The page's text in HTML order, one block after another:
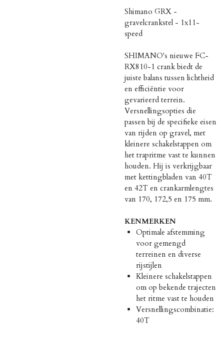
Shimano GRX -
gravelcrankstel - 1x11-
speed
SHIMANO's nieuwe FC-
RX810-1 crank biedt de
juiste balans tussen lichtheid
en efficiëntie voor
gevarieerd terrein.
Versnellingsopties die
passen bij de specifieke eisen
van rijden op gravel, met
kleinere schakelstappen om
het trapritme vast te kunnen
houden. Hij is verkrijgbaar
met kettingbladen van 40T
en 42T en crankarmlengtes
van 170, 172,5 en 175 mm.
KENMERKEN
Optimale afstemming
voor gemengd
terreinen en diverse
rijstijlen
Kleinere schakelstappen
om op bekende trajecten
het ritme vast te houden
Versnellingscombinatie:
40T